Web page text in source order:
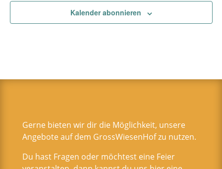
Kalender abonnieren
Gerne bieten wir dir die Möglichkeit, unsere
Angebote auf dem GrossWiesenHof zu nutzen.
Du hast Fragen oder möchtest eine Feier